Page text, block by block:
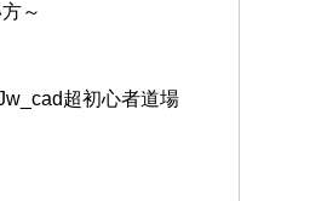
～
超初心者道場